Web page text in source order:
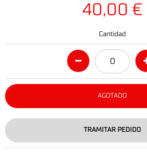
40,00 €
Cantidad
AGOTADO
TRAMITAR PEDIDO